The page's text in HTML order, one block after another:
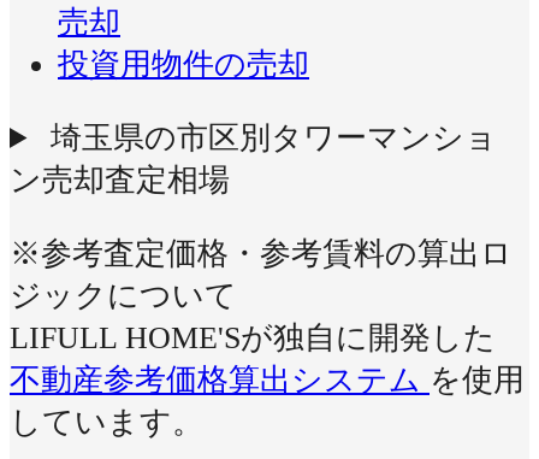
売却
投資用物件の売却
埼玉県の市区別タワーマンショ
ン売却査定相場
※参考査定価格・参考賃料の算出ロ
ジックについて
LIFULL HOME'Sが独自に開発した
不動産参考価格算出システム を使用
しています。